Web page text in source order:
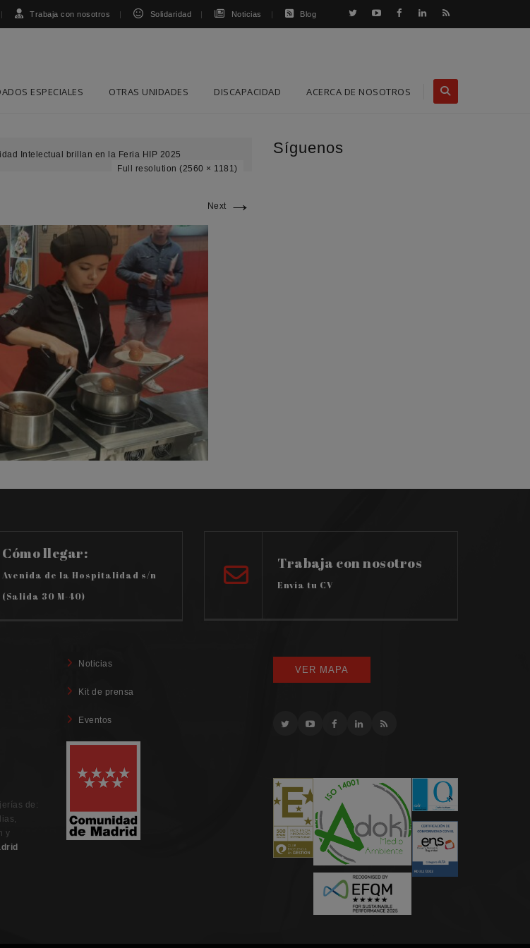
Trabaja con nosotros Solidaridad Noticias Blog
ESPECIALES OTRAS UNIDADES DISCAPACIDAD ACERCA DE NOSOTROS
Intelectual brillan en la Feria HIP 2025
Full resolution (2560 × 1181)
Next →
Síguenos
Cómo llegar:
Avenida de la Hospitalidad s/n
(Salida 30 M-40)
Trabaja con nosotros
Envía tu CV
de:
y
Noticias
Kit de prensa
Eventos
VER MAPA